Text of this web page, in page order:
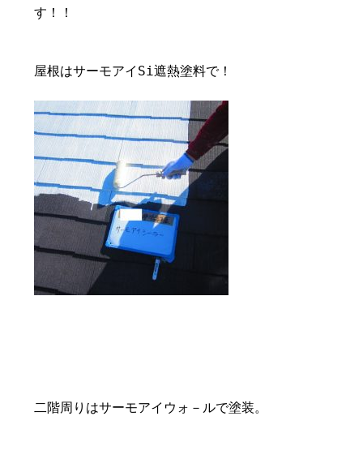
す！！
屋根はサーモアイSi遮熱塗料で！
二階周りはサーモアイウォ－ルで塗装。